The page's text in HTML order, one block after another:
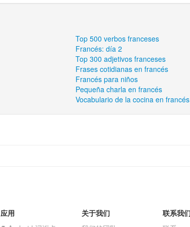
Top 500 verbos franceses
Francés: día 2
Top 300 adjetivos franceses
Frases cotidianas en francés
Francés para niños
Pequeña charla en francés
Vocabulario de la cocina en francés
应用
关于我们
联系我